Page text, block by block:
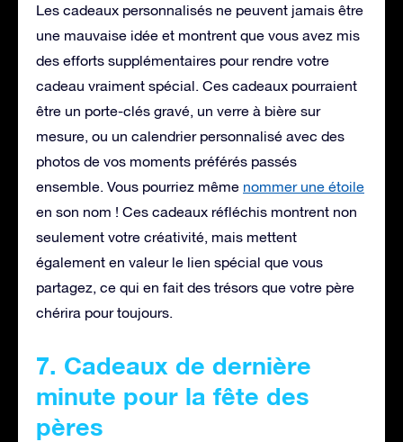
Les cadeaux personnalisés ne peuvent jamais être
une mauvaise idée et montrent que vous avez mis
des efforts supplémentaires pour rendre votre
cadeau vraiment spécial. Ces cadeaux pourraient
être un porte-clés gravé, un verre à bière sur
mesure, ou un calendrier personnalisé avec des
photos de vos moments préférés passés
ensemble. Vous pourriez même nommer une étoile
en son nom ! Ces cadeaux réfléchis montrent non
seulement votre créativité, mais mettent
également en valeur le lien spécial que vous
partagez, ce qui en fait des trésors que votre père
chérira pour toujours.
7. Cadeaux de dernière
minute pour la fête des
pères